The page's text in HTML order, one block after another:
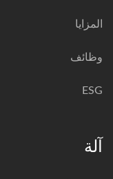
المزايا
وظائف
ESG
آلة